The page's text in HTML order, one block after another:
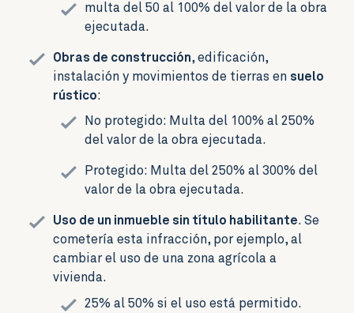
multa del 50 al 100% del valor de la obra
ejecutada.
Obras de construcción, edificación,
instalación y movimientos de tierras en suelo
rústico:
No protegido: Multa del 100% al 250%
del valor de la obra ejecutada.
Protegido: Multa del 250% al 300% del
valor de la obra ejecutada.
Uso de un inmueble sin título habilitante. Se
cometería esta infracción, por ejemplo, al
cambiar el uso de una zona agrícola a
vivienda.
25% al 50% si el uso está permitido.